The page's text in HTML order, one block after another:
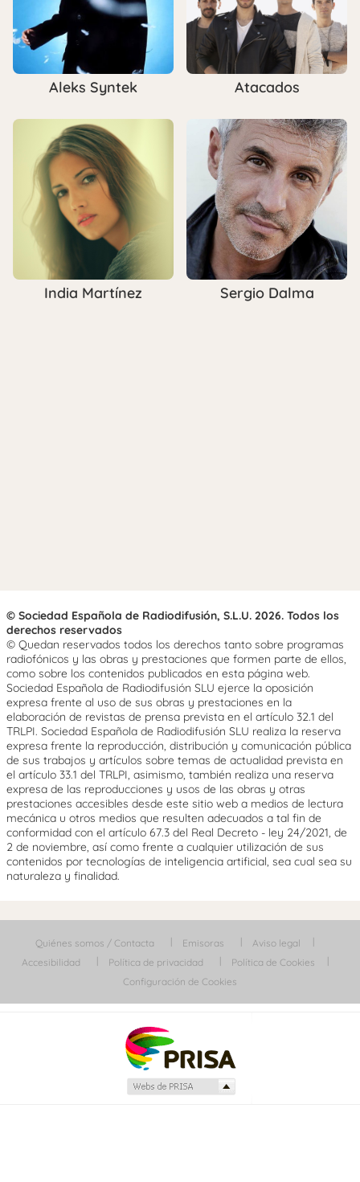
Aleks Syntek Atacados
India Martínez Sergio Dalma
© Sociedad Española de Radiodifusión, S.L.U. 2026. Todos los
derechos reservados
© Quedan reservados todos los derechos tanto sobre programas
radiofónicos y las obras y prestaciones que formen parte de ellos,
como sobre los contenidos publicados en esta página web.
Sociedad Española de Radiodifusión SLU ejerce la oposición
expresa frente al uso de sus obras y prestaciones en la
elaboración de revistas de prensa prevista en el artículo 32.1 del
TRLPI. Sociedad Española de Radiodifusión SLU realiza la reserva
expresa frente la reproducción, distribución y comunicación pública
de sus trabajos y artículos sobre temas de actualidad prevista en
el artículo 33.1 del TRLPI, asimismo, también realiza una reserva
expresa de las reproducciones y usos de las obras y otras
prestaciones accesibles desde este sitio web a medios de lectura
mecánica u otros medios que resulten adecuados a tal fin de
conformidad con el artículo 67.3 del Real Decreto - ley 24/2021, de
2 de noviembre, así como frente a cualquier utilización de sus
contenidos por tecnologías de inteligencia artificial, sea cual sea su
naturaleza y finalidad.
Quiénes somos / Contacta Emisoras
Aviso legal
Accesibilidad
Política de privacidad
Política de Cookies
Configuración de Cookies